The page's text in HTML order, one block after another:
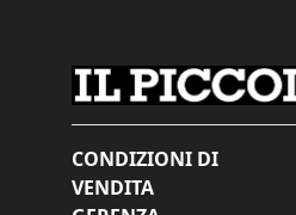
CONDIZIONI DI
VENDITA